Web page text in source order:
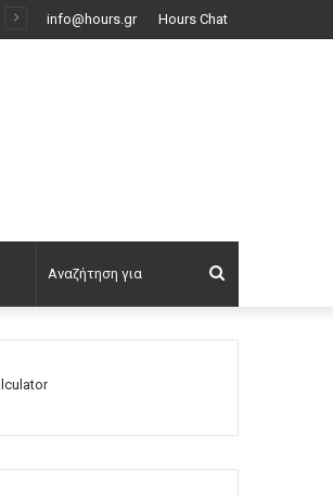
info@hours.gr Hours Chat
για